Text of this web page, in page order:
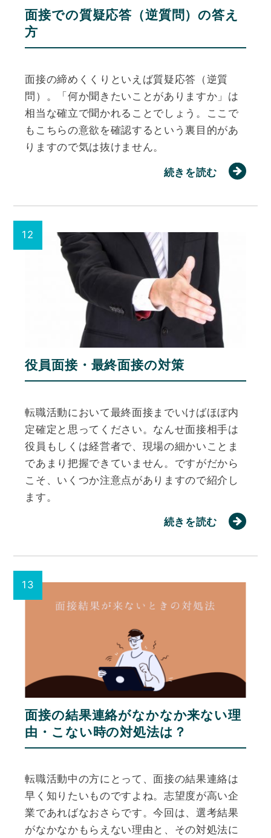
面接での質疑応答（逆質問）の答え
方
面接の締めくくりといえば質疑応答（逆質
問）。「何か聞きたいことがありますか」は
相当な確立で聞かれることでしょう。ここで
もこちらの意欲を確認するという裏目的があ
りますので気は抜けません。
続きを読む
役員面接・最終面接の対策
転職活動において最終面接までいけばほぼ内
定確定と思ってください。なんせ面接相手は
役員もしくは経営者で、現場の細かいことま
であまり把握できていません。ですがだから
こそ、いくつか注意点がありますので紹介し
ます。
続きを読む
面接の結果連絡がなかなか来ない理
由・こない時の対処法は？
転職活動中の方にとって、面接の結果連絡は
早く知りたいものですよね。志望度が高い企
業であればなおさらです。今回は、選考結果
がなかなかもらえない理由と、その対処法に